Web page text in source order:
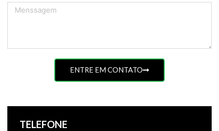
Menssagem
ENTRE EM CONTATO
TELEFONE